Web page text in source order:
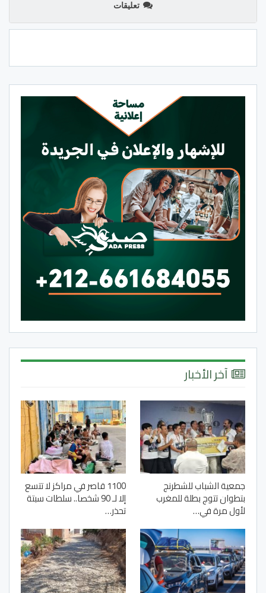
تعليقات
آخر الأخبار
جمعية الشباب للشطرنج
بتطوان تتوج بطلة للمغرب
لأول مرة في…
1100 قاصر في مراكز لا تتسع
إلا لـ 90 شخصا.. سلطات سبتة
تحذر…